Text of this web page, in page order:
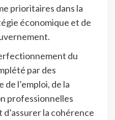
prioritaires dans la
économique et de
du
par des
l’emploi, de la
professionnelles
d’assurer la cohérence